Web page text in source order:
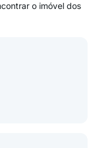
o imóvel dos